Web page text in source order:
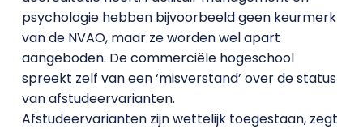
psychologie hebben bijvoorbeeld geen keurmerk
van de NVAO, maar ze worden wel apart
aangeboden. De commerciële hogeschool
spreekt zelf van een ‘misverstand’ over de status
van afstudeervarianten.
Afstudeervarianten zijn wettelijk toegestaan, zegt